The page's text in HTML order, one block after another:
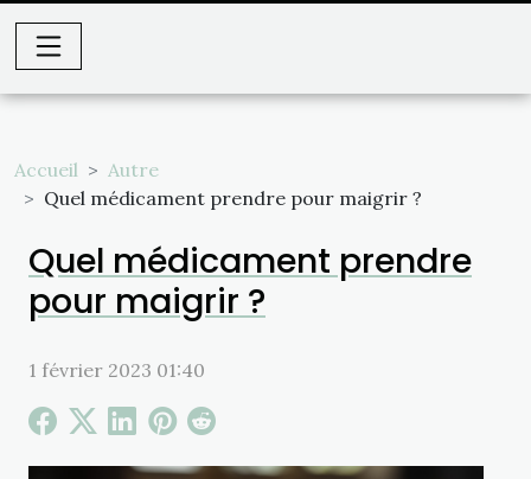
Accueil
Autre
Quel médicament prendre pour maigrir ?
Quel médicament prendre
pour maigrir ?
1 février 2023 01:40